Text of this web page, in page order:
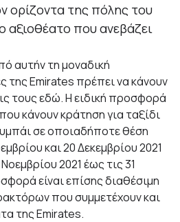
ορίζοντα της πόλης του
αξιοθέατο που ανεβάζει
αυτήν τη μοναδική
της Emirates πρέπει να κάνουν
τουςεδώ. Η ειδική προσφορά
κάνουν κράτηση για ταξίδι
σε οποιαδήποτε θέση
και 20 Δεκεμβρίου 2021
Νοεμβρίου 2021 έως τις 31
είναι επίσης διαθέσιμη
που συμμετέχουν και
της Emirates.